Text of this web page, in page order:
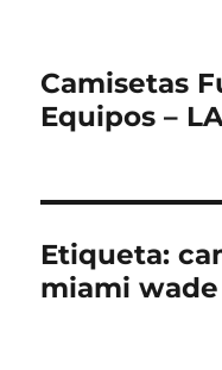
Camisetas
Equipos –
Etiqueta:
miami wade